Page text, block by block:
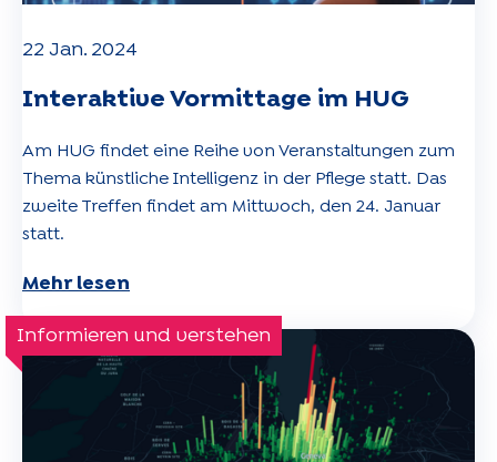
22 Jan. 2024
Interaktive Vormittage im HUG
Am HUG findet eine Reihe von Veranstaltungen zum
Thema künstliche Intelligenz in der Pflege statt. Das
zweite Treffen findet am Mittwoch, den 24. Januar
statt.
Mehr lesen
Informieren und verstehen